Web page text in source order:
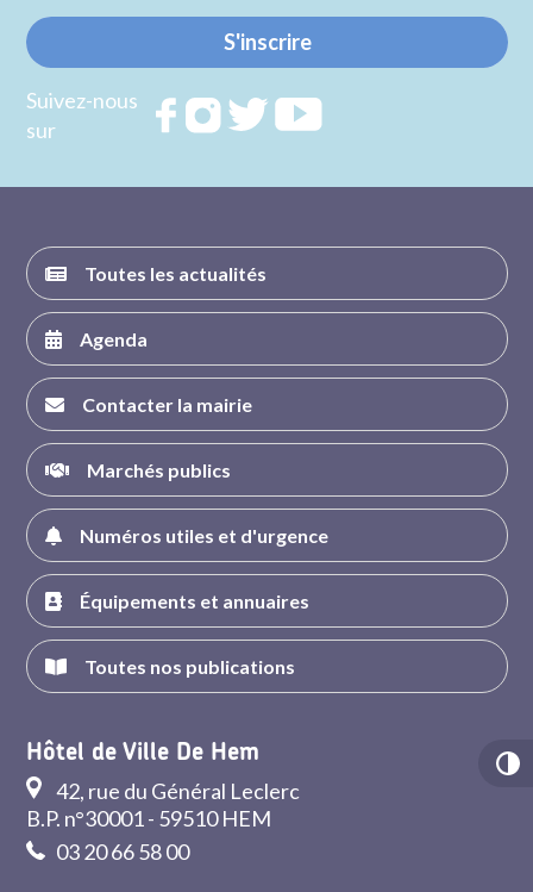
S'inscrire
Suivez-nous
sur
RejoignezRejoignezRejoignez
Toutes les actualités
Agenda
Contacter la mairie
Marchés publics
Numéros utiles et d'urgence
Équipements et annuaires
Toutes nos publications
Hôtel de Ville De Hem
42, rue du Général Leclerc
B.P. n°30001 - 59510 HEM
03 20 66 58 00